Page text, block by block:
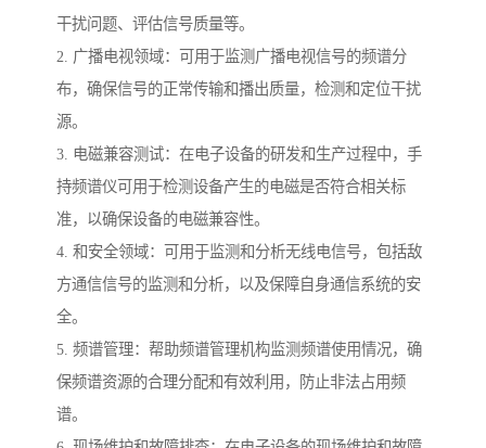
干扰问题、评估信号质量等。
2. 广播电视领域：可用于监测广播电视信号的频谱分
布，确保信号的正常传输和播出质量，检测和定位干扰
源。
3. 电磁兼容测试：在电子设备的研发和生产过程中，手
持频谱仪可用于检测设备产生的电磁是否符合相关标
准，以确保设备的电磁兼容性。
4. 和安全领域：可用于监测和分析无线电信号，包括敌
方通信信号的监测和分析，以及保障自身通信系统的安
全。
5. 频谱管理：帮助频谱管理机构监测频谱使用情况，确
保频谱资源的合理分配和有效利用，防止非法占用频
谱。